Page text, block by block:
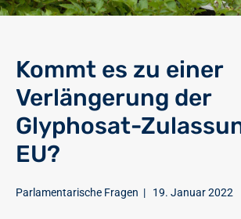
Kommt es zu einer
Verlängerung der
Glyphosat-
EU?
Parlamentarische Fragen | 19. Januar 2022